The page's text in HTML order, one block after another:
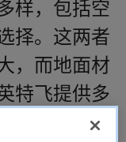
样，包括空
择。这两者
，而地面材
特飞提供多
您在满足美